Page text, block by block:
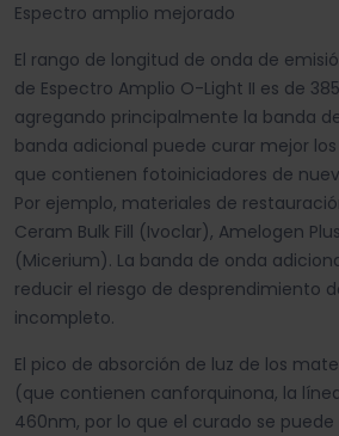
Espectro amplio mejorado
El rango de longitud de onda de
de Espectro Amplio O-Light II es de
agregando principalmente la banda
banda adicional puede curar mejor
que contienen fotoiniciadores de
Por ejemplo, materiales de
Ceram Bulk Fill (Ivoclar), Amelogen
(Micerium). La banda de onda
reducir el riesgo de desprendimiento
incompleto.
El pico de absorción de luz de los
(que contienen canforquinona, la
460nm, por lo que el curado se